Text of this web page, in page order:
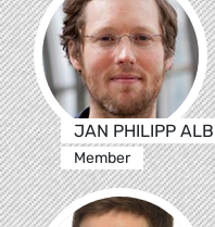
JAN PHILIPP
Member